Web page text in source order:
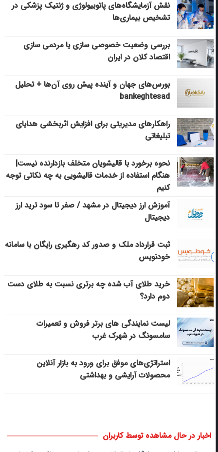
نقش آزمایشگاه‌های پاتوبیولوژی و ژنتیک پزشکی در
تشخیص بیماری‌ها
بررسی وضعیت خصوصی سازی یا مردمی سازی
اقتصاد کلان در ایران
بورس‌های جهان و آینده پیش روی آن‌ها + تحلیل
bankeghtesad
راهکارهای مدیریتی برای افزایش اثربخشی هدایای
تبلیغاتی
نحوه برخورد با قالیشویان متخلف بازدارنده نیست|
هنگام استفاده از خدمات قالیشویی به چه نکاتی توجه
کنیم
آموزش ارز دیجیتال در مشهد / صفر تا سود ترید ارز
دیجیتال
ثبت قرارداد ملک و صدور کد رهگیری رایگان با سامانه
خودنویس
خرید طلای آب شده چه برتری نسبت به طلای دست
دوم دارد؟
لیست نمایندگی های برتر فروش و تعمیرات
سامسونگ در شهرک غرب
استراتژی‌های موفق برای ورود به بازار آنلاین
محصولات آرایشی و بهداشتی
اخبار در حال مشاهده توسط کاربران